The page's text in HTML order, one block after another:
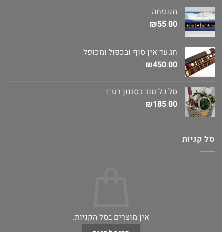
משפחה
₪55.00
חג עד אין סוף ובכפול ומכופל
₪450.00
סל כל טוב בסגנון רטרו
₪185.00
סל קניות
אין מוצרים בסל הקניות.